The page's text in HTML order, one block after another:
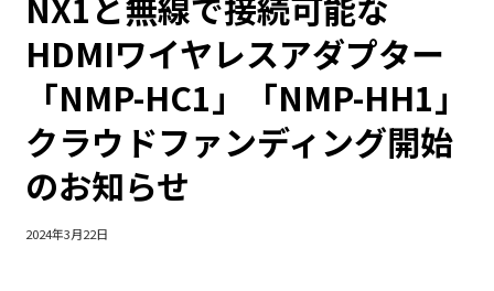
HDMIワイヤレスアダプター
「NMP-HC1」「NMP-HH1」
クラウドファンディング開始
のお知らせ
2024年3月22日